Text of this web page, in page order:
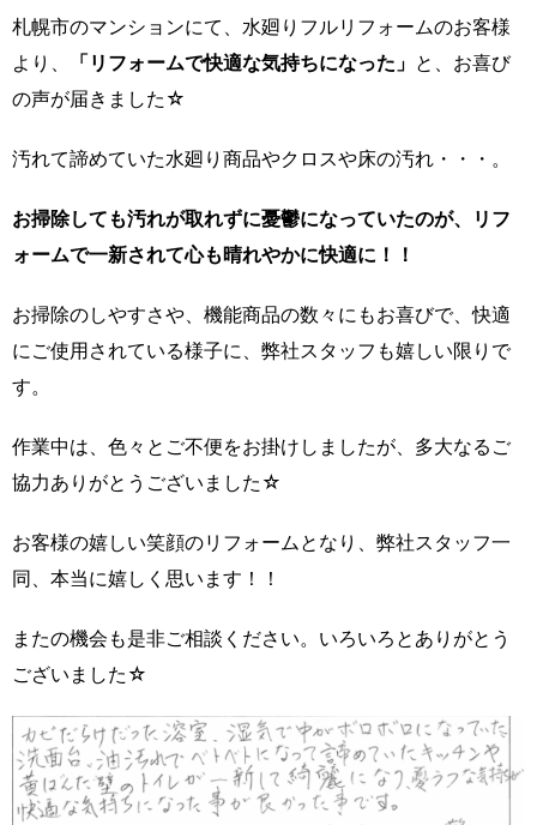
札幌市のマンションにて、水廻りフルリフォームのお客様
より、
「リフォームで快適な気持ちになった」 と、お喜び
の声が届きました☆
汚れて諦めていた水廻り商品やクロスや床の汚れ・・・。
お掃除しても汚れが取れずに憂鬱になっていたのが、リフ
ォームで一新されて心も晴れやかに快適に！！
お掃除のしやすさや、機能商品の数々にもお喜びで、快適
にご使用されている様子に、弊社スタッフも嬉しい限りで
す。
作業中は、色々とご不便をお掛けしましたが、多大なるご
協力ありがとうございました☆
お客様の嬉しい笑顔のリフォームとなり、弊社スタッフ一
同、本当に嬉しく思います！！
またの機会も是非ご相談ください。いろいろとありがとう
ございました☆